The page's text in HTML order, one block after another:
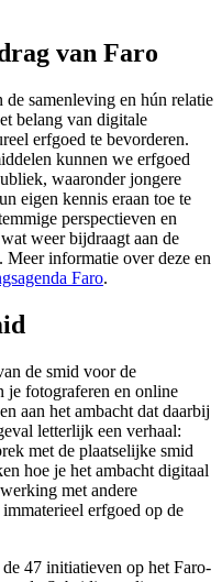
van Faro
de samenleving en hún relatie
belang van digitale
erfgoed te bevorderen.
kunnen we erfgoed
waaronder jongere
eigen kennis eraan toe te
perspectieven en
weer bijdraagt aan de
Meer informatie over deze en
Faro.
de smid voor de
je fotograferen en online
aan het ambacht dat daarbij
letterlijk een verhaal:
met de plaatselijke smid
hoe je het ambacht digitaal
met andere
erfgoed op de
de 47 initiatieven op het Faro-